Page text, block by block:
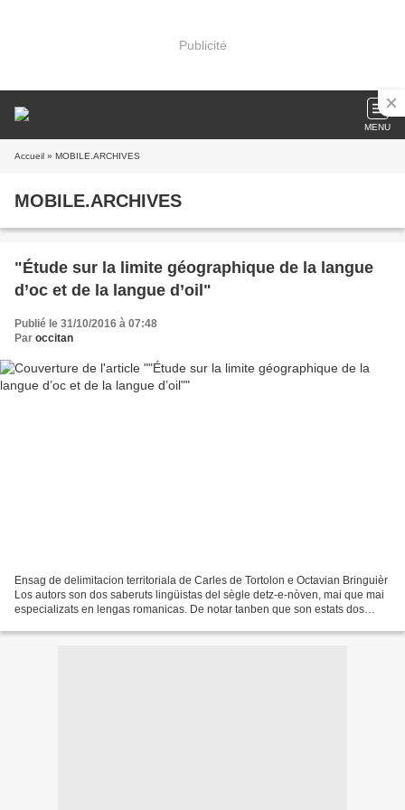
Publicité
MENU
Accueil » MOBILE.ARCHIVES
MOBILE.ARCHIVES
"Étude sur la limite géographique de la langue
d’oc et de la langue d’oil"
Publié le 31/10/2016 à 07:48
Par occitan
Ensag de delimitacion territoriala de Carles de Tortolon e Octavian Bringuièr
Los autors son dos saberuts lingüistas del sègle detz-e-nòven, mai que mai
especializats en lengas romanicas. De notar tanben que son estats dos